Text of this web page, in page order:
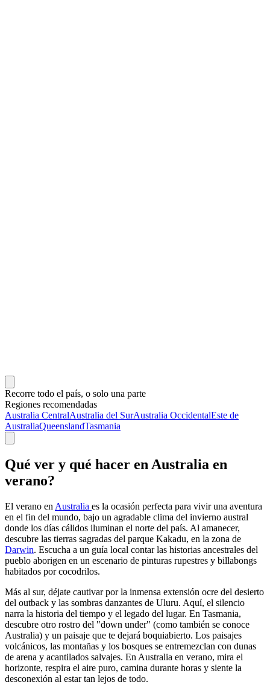
Recorre todo el país, o solo una parte
Regiones recomendadas
Australia CentralAustralia del SurAustralia OccidentalEste de
AustraliaQueenslandTasmania
Qué ver y qué hacer en Australia en
verano?
El verano en Australia es la ocasión perfecta para vivir una aventura
en el fin del mundo, bajo un agradable clima del invierno austral
donde los días cálidos iluminan el norte del país. Al amanecer,
descubre las tierras sagradas del parque Kakadu, en la zona de
Darwin. Escucha a un guía local contar las historias ancestrales del
pueblo aborigen en un escenario de pinturas rupestres y billabongs
habitados por cocodrilos.
Más al sur, déjate cautivar por la inmensa extensión ocre del desierto
del outback y las sombras danzantes de Uluru. Aquí, el silencio
narra la historia del tiempo y el legado del lugar. En Tasmania,
descubre otro rostro del "down under" (como también se conoce
Australia) y un paisaje que te dejará boquiabierto. Los paisajes
volcánicos, las montañas y los bosques se entremezclan con dunas
de arena y acantilados salvajes. En Australia en verano, mira el
horizonte, respira el aire puro, camina durante horas y siente la
desconexión al estar tan lejos de todo.